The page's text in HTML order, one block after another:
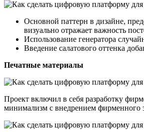
Основной паттерн в дизайне,
визуально отражает важность
Использование генератора
Введение салатового оттенка
Печатные материалы
Проект включил в себя разработку
минимализм с внедрением фирменного